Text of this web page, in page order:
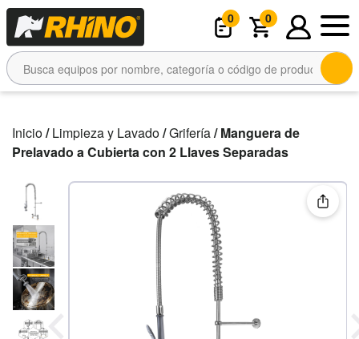
0 0
Inicio/Limpieza y Lavado/Grifería/ Manguera de
Prelavado a Cubierta con 2 Llaves Separadas